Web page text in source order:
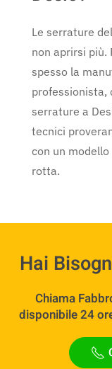
Le serrature
non aprirsi più.
spesso la
professionista,
serrature a
tecnici
con un
rotta.
Hai
Chiama
disponibile 24